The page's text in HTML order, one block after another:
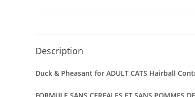
Description
Duck & Pheasant for ADULT CATS Hairball